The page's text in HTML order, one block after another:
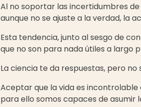
Al no soportar las incertidumbres
aunque no se ajuste a la verdad, la
Esta tendencia, junto al sesgo de
que no son para nada útiles a largo
La ciencia te da respuestas, pero
Aceptar que la vida es incontrolable
para ello somos capaces de asumir